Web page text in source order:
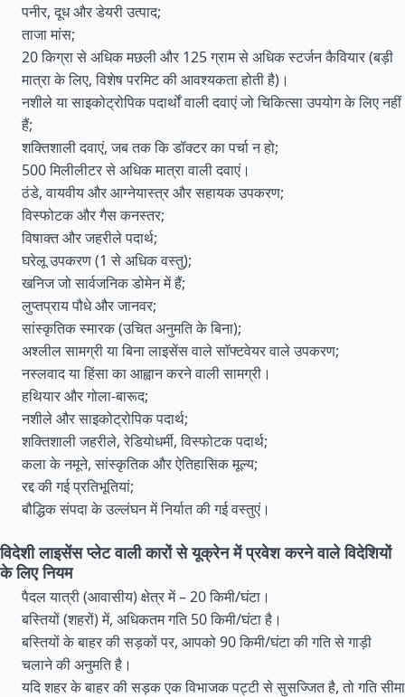
पनीर, दूध और डेयरी उत्पाद;
ताजा मांस;
20 किग्रा से अधिक मछली और 125 ग्राम से अधिक स्टर्जन कैवियार (बड़ी
मात्रा के लिए, विशेष परमिट की आवश्यकता होती है)।
नशीले या साइकोट्रोपिक पदार्थों वाली दवाएं जो चिकित्सा उपयोग के लिए नहीं
हैं;
शक्तिशाली दवाएं, जब तक कि डॉक्टर का पर्चा न हो;
500 मिलीलीटर से अधिक मात्रा वाली दवाएं।
ठंडे, वायवीय और आग्नेयास्त्र और सहायक उपकरण;
विस्फोटक और गैस कनस्तर;
विषाक्त और जहरीले पदार्थ;
घरेलू उपकरण (1 से अधिक वस्तु);
खनिज जो सार्वजनिक डोमेन में हैं;
लुप्तप्राय पौधे और जानवर;
सांस्कृतिक स्मारक (उचित अनुमति के बिना);
अश्लील सामग्री या बिना लाइसेंस वाले सॉफ्टवेयर वाले उपकरण;
नस्लवाद या हिंसा का आह्वान करने वाली सामग्री।
हथियार और गोला-बारूद;
नशीले और साइकोट्रोपिक पदार्थ;
शक्तिशाली जहरीले, रेडियोधर्मी, विस्फोटक पदार्थ;
कला के नमूने, सांस्कृतिक और ऐतिहासिक मूल्य;
रद्द की गई प्रतिभूतियां;
बौद्धिक संपदा के उल्लंघन में निर्यात की गई वस्तुएं।
विदेशी लाइसेंस प्लेट वाली कारों से यूक्रेन में प्रवेश करने वाले विदेशियों
के लिए नियम
पैदल यात्री (आवासीय) क्षेत्र में – 20 किमी/घंटा।
बस्तियों (शहरों) में, अधिकतम गति 50 किमी/घंटा है।
बस्तियों के बाहर की सड़कों पर, आपको 90 किमी/घंटा की गति से गाड़ी
चलाने की अनुमति है।
यदि शहर के बाहर की सड़क एक विभाजक पट्टी से सुसज्जित है, तो गति सीमा